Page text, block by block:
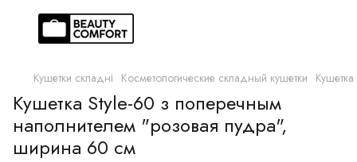
Кушетки складні Косметологические складный кушетки
Кушетка Style-60 з поперечным
наполнителем "розовая пудра",
ширина 60 см